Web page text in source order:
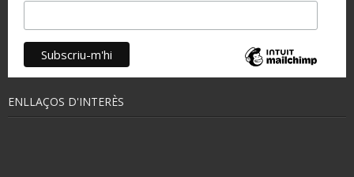
ENLLAÇOS D'INTERÈS